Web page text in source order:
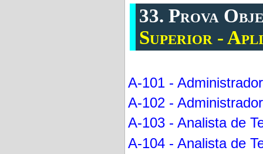
33. Prova
Superior -
A-101 -
A-102 -
A-103 - Analista de
A-104 - Analista de